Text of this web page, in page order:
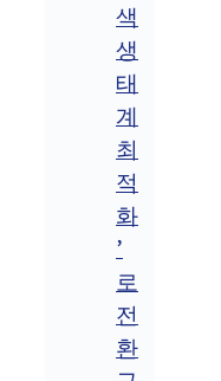
색
생
태
계
최
적
화
’
로
전
환